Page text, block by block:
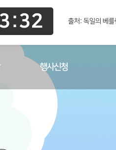
출처: 독일의 베
행사신청